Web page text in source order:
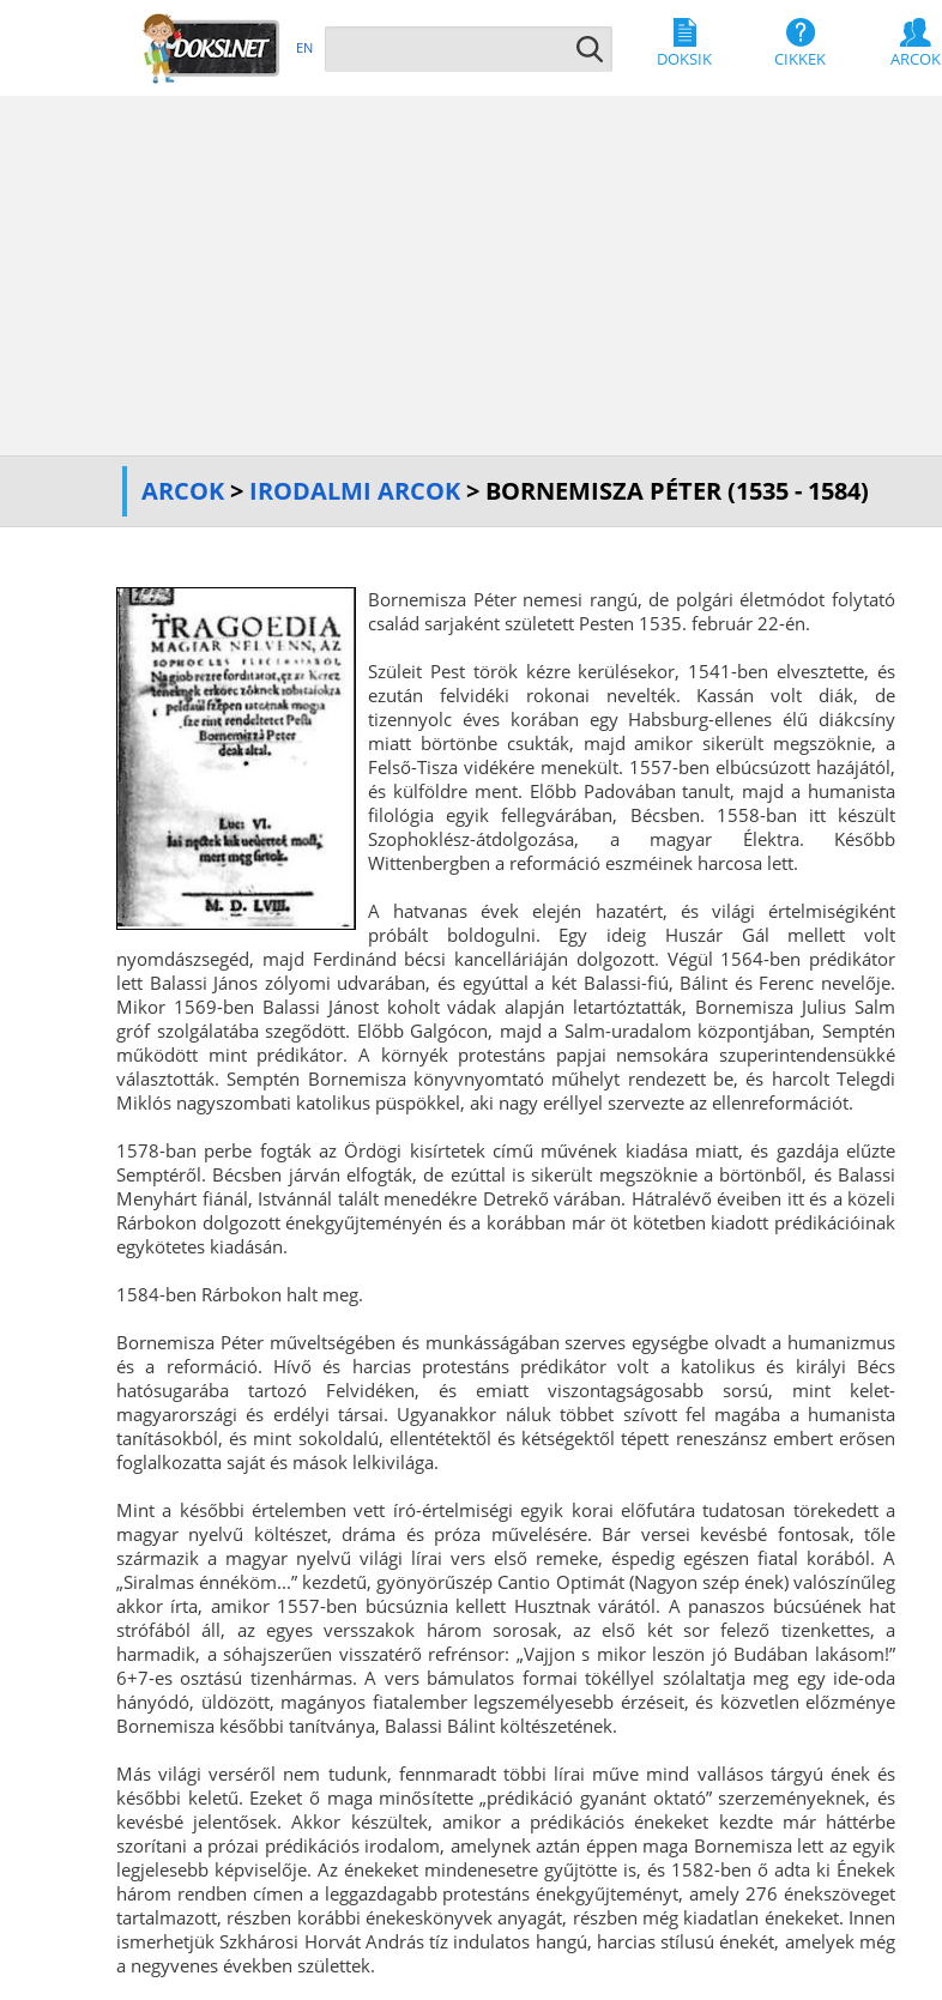
EN
DOKSIK CIKKEK ARCOK
ARCOK> IRODALMI ARCOK> BORNEMISZA PÉTER (1535 - 1584)
Bornemisza Péter nemesi rangú, de polgári életmódot folytató
család sarjaként született Pesten 1535. február 22-én.
Szüleit Pest török kézre kerülésekor, 1541-ben elvesztette, és
ezután felvidéki rokonai nevelték. Kassán volt diák, de
tizennyolc éves korában egy Habsburg-ellenes élű diákcsíny
miatt börtönbe csukták, majd amikor sikerült megszöknie, a
Felső-Tisza vidékére menekült. 1557-ben elbúcsúzott hazájától,
és külföldre ment. Előbb Padovában tanult, majd a humanista
filológia egyik fellegvárában, Bécsben. 1558-ban itt készült
Szophoklész-átdolgozása, a magyar Élektra. Később
Wittenbergben a reformáció eszméinek harcosa lett.
A hatvanas évek elején hazatért, és világi értelmiségiként
próbált boldogulni. Egy ideig Huszár Gál mellett volt
nyomdászsegéd, majd Ferdinánd bécsi kancelláriáján dolgozott. Végül 1564-ben prédikátor
lett Balassi János zólyomi udvarában, és egyúttal a két Balassi-fiú, Bálint és Ferenc nevelője.
Mikor 1569-ben Balassi Jánost koholt vádak alapján letartóztatták, Bornemisza Julius Salm
gróf szolgálatába szegődött. Előbb Galgócon, majd a Salm-uradalom központjában, Semptén
működött mint prédikátor. A környék protestáns papjai nemsokára szuperintendensükké
választották. Semptén Bornemisza könyvnyomtató műhelyt rendezett be, és harcolt Telegdi
Miklós nagyszombati katolikus püspökkel, aki nagy eréllyel szervezte az ellenreformációt.
1578-ban perbe fogták az Ördögi kisírtetek című művének kiadása miatt, és gazdája elűzte
Semptéről. Bécsben járván elfogták, de ezúttal is sikerült megszöknie a börtönből, és Balassi
Menyhárt fiánál, Istvánnál talált menedékre Detrekő várában. Hátralévő éveiben itt és a közeli
Rárbokon dolgozott énekgyűjteményén és a korábban már öt kötetben kiadott prédikációinak
egykötetes kiadásán.
1584-ben Rárbokon halt meg.
Bornemisza Péter műveltségében és munkásságában szerves egységbe olvadt a humanizmus
és a reformáció. Hívő és harcias protestáns prédikátor volt a katolikus és királyi Bécs
hatósugarába tartozó Felvidéken, és emiatt viszontagságosabb sorsú, mint kelet-
magyarországi és erdélyi társai. Ugyanakkor náluk többet szívott fel magába a humanista
tanításokból, és mint sokoldalú, ellentétektől és kétségektől tépett reneszánsz embert erősen
foglalkozatta saját és mások lelkivilága.
Mint a későbbi értelemben vett író-értelmiségi egyik korai előfutára tudatosan törekedett a
magyar nyelvű költészet, dráma és próza művelésére. Bár versei kevésbé fontosak, tőle
származik a magyar nyelvű világi lírai vers első remeke, éspedig egészen fiatal korából. A
„Siralmas énnéköm...” kezdetű, gyönyörűszép Cantio Optimát (Nagyon szép ének) valószínűleg
akkor írta, amikor 1557-ben búcsúznia kellett Husztnak várától. A panaszos búcsúének hat
strófából áll, az egyes versszakok három sorosak, az első két sor felező tizenkettes, a
harmadik, a sóhajszerűen visszatérő refrénsor: „Vajjon s mikor leszön jó Budában lakásom!”
6+7-es osztású tizenhármas. A vers bámulatos formai tökéllyel szólaltatja meg egy ide-oda
hányódó, üldözött, magányos fiatalember legszemélyesebb érzéseit, és közvetlen előzménye
Bornemisza későbbi tanítványa, Balassi Bálint költészetének.
Más világi verséről nem tudunk, fennmaradt többi lírai műve mind vallásos tárgyú ének és
későbbi keletű. Ezeket ő maga minősítette „prédikáció gyanánt oktató” szerzeményeknek, és
kevésbé jelentősek. Akkor készültek, amikor a prédikációs énekeket kezdte már háttérbe
szorítani a prózai prédikációs irodalom, amelynek aztán éppen maga Bornemisza lett az egyik
legjelesebb képviselője. Az énekeket mindenesetre gyűjtötte is, és 1582-ben ő adta ki Énekek
három rendben címen a leggazdagabb protestáns énekgyűjteményt, amely 276 énekszöveget
tartalmazott, részben korábbi énekeskönyvek anyagát, részben még kiadatlan énekeket. Innen
ismerhetjük Szkhárosi Horvát András tíz indulatos hangú, harcias stílusú énekét, amelyek még
a negyvenes években születtek.